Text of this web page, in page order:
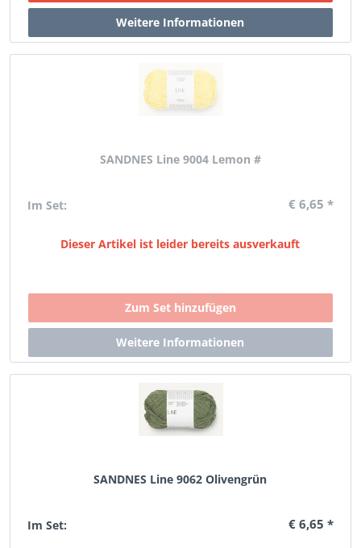
SANDNES Line 9004 Lemon #
Im Set: € 6,65 *
Dieser Artikel ist leider bereits ausverkauft
SANDNES Line 9062 Olivengrün
Im Set: € 6,65 *